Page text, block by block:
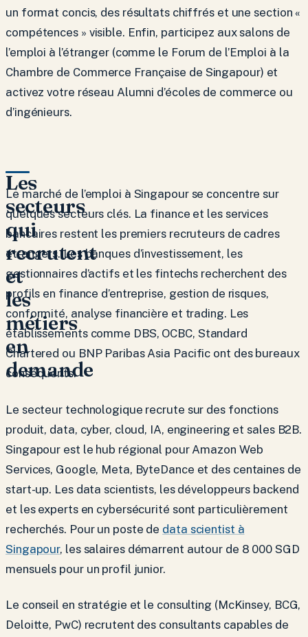
un format concis, des résultats chiffrés et une section «
compétences » visible. Enfin, participez aux salons de
l’emploi à l’étranger (comme le Forum de l’Emploi à la
Chambre de Commerce Française de Singapour) et
activez votre réseau Alumni d’écoles de commerce ou
d’ingénieurs.
Les
secteurs
qui
recrutent
et
les
métiers
en
demande
Le marché de l’emploi à Singapour se concentre sur
quelques secteurs clés. La finance et les services
bancaires restent les premiers recruteurs de cadres
étrangers. Les banques d’investissement, les
gestionnaires d’actifs et les fintechs recherchent des
profils en finance d’entreprise, gestion de risques,
conformité, analyse financière et trading. Les
établissements comme DBS, OCBC, Standard
Chartered ou BNP Paribas Asia Pacific ont des bureaux
conséquents.
Le secteur technologique recrute sur des fonctions
produit, data, cyber, cloud, IA, engineering et sales B2B.
Singapour est le hub régional pour Amazon Web
Services, Google, Meta, ByteDance et des centaines de
start-up. Les data scientists, les développeurs backend
et les experts en cybersécurité sont particulièrement
recherchés. Pour un poste de data scientist à
Singapour, les salaires démarrent autour de 8 000 SGD
mensuels pour un profil junior.
Le conseil en stratégie et le consulting (McKinsey, BCG,
Deloitte, PwC) recrutent des consultants capables de